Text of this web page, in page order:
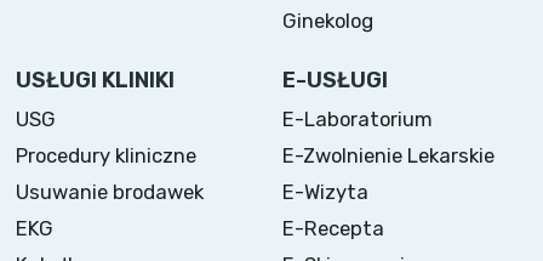
Ginekolog
USŁUGI KLINIKI
USG
Procedury kliniczne
Usuwanie brodawek
EKG
E-USŁUGI
E-Laboratorium
E-Zwolnienie Lekarskie
E-Wizyta
E-Recepta